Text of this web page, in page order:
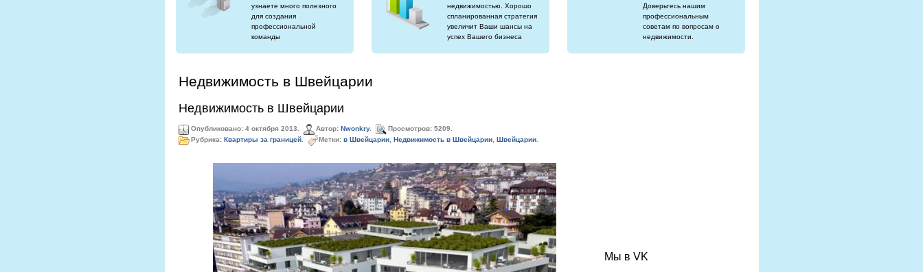
узнаете много полезного
для создания
профессиональной
команды
недвижимостью. Хорошо
спланированная стратегия
увеличит Ваши шансы на
успех Вашего бизнеса
Доверьтесь нашим
профессиональным
советам по вопросам о
недвижимости.
Недвижимость в Швейцарии
Недвижимость в Швейцарии
Опубликовано: 4 октября 2013. Автор: Nwonkry.
Просмотров: 5209.
Рубрика: Квартиры за границей. Метки: в Швейцарии, Недвижимость в Швейцарии, Швейцарии.
Мы в VK